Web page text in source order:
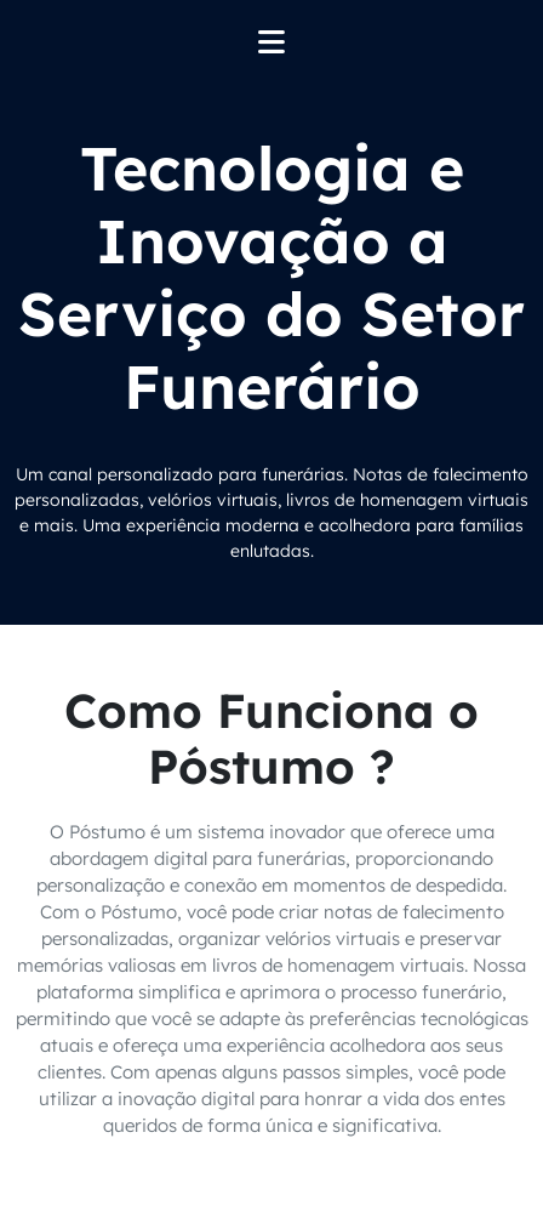
Tecnologia e
Inovação a
Serviço do Setor
Funerário
Um canal personalizado para funerárias. Notas de falecimento
personalizadas, velórios virtuais, livros de homenagem virtuais
e mais. Uma experiência moderna e acolhedora para famílias
enlutadas.
Como Funciona o
Póstumo ?
O Póstumo é um sistema inovador que oferece uma
abordagem digital para funerárias, proporcionando
personalização e conexão em momentos de despedida.
Com o Póstumo, você pode criar notas de falecimento
personalizadas, organizar velórios virtuais e preservar
memórias valiosas em livros de homenagem virtuais. Nossa
plataforma simplifica e aprimora o processo funerário,
permitindo que você se adapte às preferências tecnológicas
atuais e ofereça uma experiência acolhedora aos seus
clientes. Com apenas alguns passos simples, você pode
utilizar a inovação digital para honrar a vida dos entes
queridos de forma única e significativa.